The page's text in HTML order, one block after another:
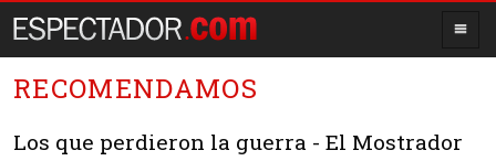
RECOMENDAMOS
Los que perdieron la guerra - El Mostrador